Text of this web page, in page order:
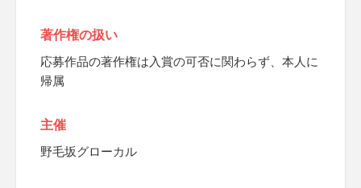
著作権の扱い
応募作品の著作権は入賞の可否に関わらず、本人に
帰属
主催
野毛坂グローカル